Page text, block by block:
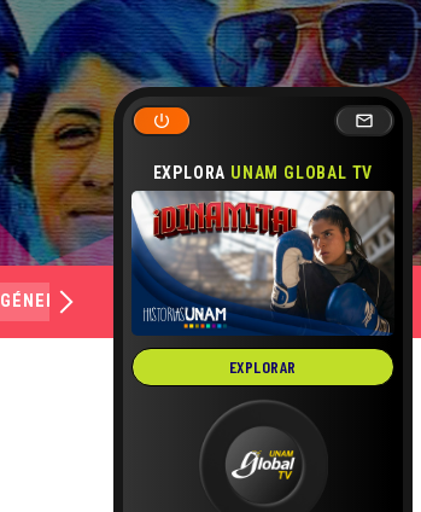
EXPLORA UNAM GLOBAL TV
EXPLORAR
GÉNERO Y SEXUALIDAD SALUD